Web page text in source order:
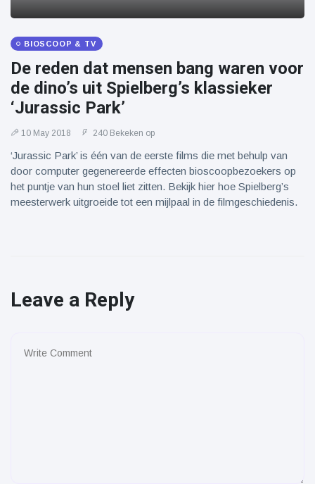
BIOSCOOP & TV
De reden dat mensen bang waren voor
de dino’s uit Spielberg’s klassieker
‘Jurassic Park’
10 May 2018 240 Bekeken op
‘Jurassic Park’ is één van de eerste films die met behulp van
door computer gegenereerde effecten bioscoopbezoekers op
het puntje van hun stoel liet zitten. Bekijk hier hoe Spielberg’s
meesterwerk uitgroeide tot een mijlpaal in de filmgeschiedenis.
Leave a Reply